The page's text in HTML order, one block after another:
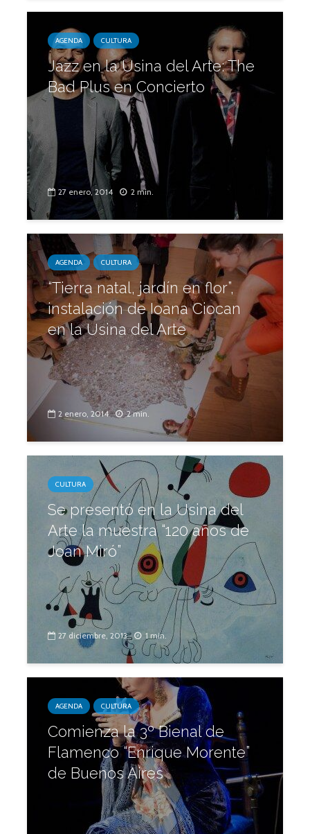
AGENDA CULTURA
Jazz en la Usina del Arte: The
Bad Plus en Concierto
27 enero, 2014 2 min.
AGENDA CULTURA
“Tierra natal, jardín en flor”,
instalación de Ioana Ciocan
en la Usina del Arte
2 enero, 2014 2 min.
CULTURA
Se presentó en la Usina del
Arte la muestra “120 años de
Joan Miró”
27 diciembre, 2013 1 min.
AGENDA CULTURA
Comienza la 3º Bienal de
Flamenco “Enrique Morente”
de Buenos Aires